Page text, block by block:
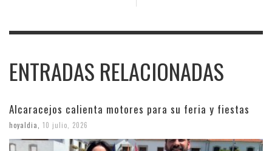
ENTRADAS RELACIONADAS
Alcaracejos calienta motores para su feria y fiestas
hoyaldia, 10 julio, 2026